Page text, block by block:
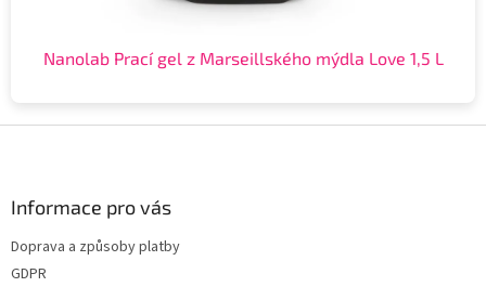
Nanolab Prací gel z Marseillského mýdla Love 1,5 L
Informace pro vás
Doprava a způsoby platby
GDPR